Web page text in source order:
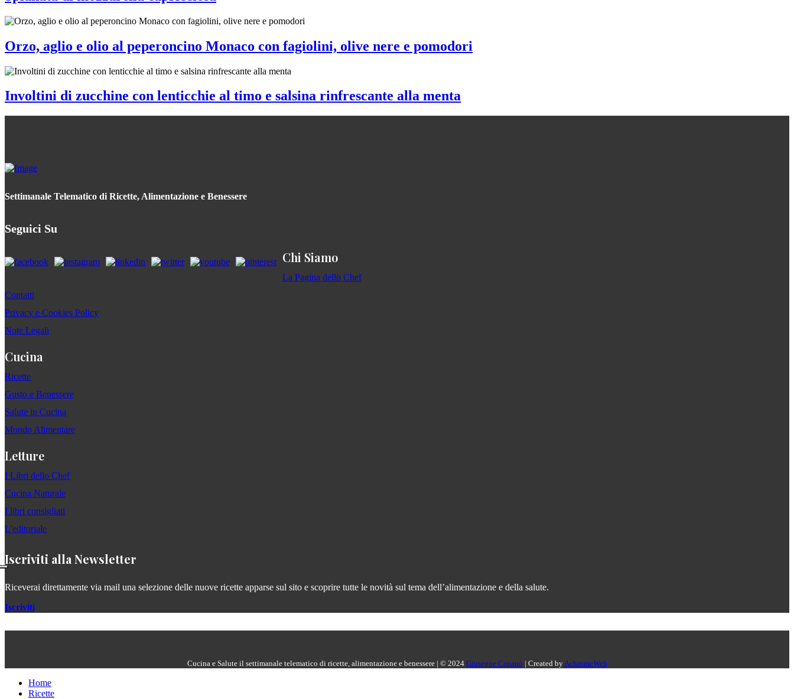
Orzo, aglio e olio al peperoncino Monaco con fagiolini, olive nere e pomodori
Involtini di zucchine con lenticchie al timo e salsina rinfrescante alla menta
Settimanale Telematico di Ricette, Alimentazione e Benessere
Seguici Su
Chi Siamo
La Pagina dello Chef
Contatti
Privacy e Cookies Policy
Note Legali
Cucina
Ricette
Gusto e Benessere
Salute in Cucina
Mondo Alimentare
Letture
I Libri dello Chef
Cucina Naturale
I libri consigliati
L'editoriale
Iscriviti alla Newsletter
Riceverai direttamente via mail una selezione delle nuove ricette apparse sul sito e scoprire tutte le novità sul tema dell’alimentazione e della salute.
Iscriviti
Cucina e Salute il settimanale telematico di ricette, alimentazione e benessere | © 2024 Giuseppe Capano | Created byAchromeWeb
Home
Ricette